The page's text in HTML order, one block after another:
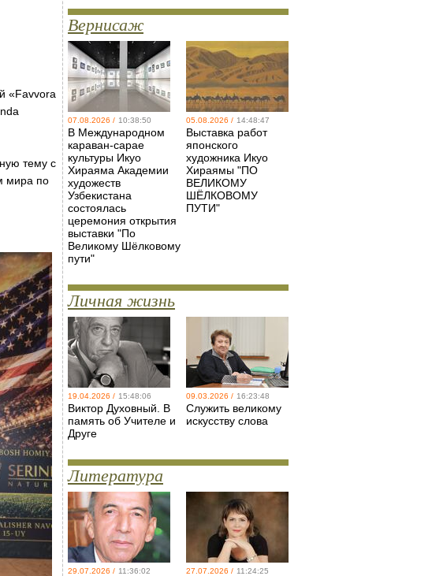
«Favvora
тему с
мира по
Вернисаж
07.08.2026 / 10:38:50
В Международном
караван-сарае
культуры Икуо
Хираяма Академии
художеств
Узбекистана
состоялась
церемония открытия
выставки "По
Великому Шёлковому
пути"
05.08.2026 / 14:48:47
Выставка работ
японского
художника Икуо
Хираямы "ПО
ВЕЛИКОМУ
ШЁЛКОВОМУ
ПУТИ"
Личная жизнь
19.04.2026 / 15:48:06
Виктор Духовный. В
память об Учителе и
Друге
09.03.2026 / 16:23:48
Служить великому
искусству слова
Литература
29.07.2026 / 11:36:02 27.07.2026 / 11:24:25